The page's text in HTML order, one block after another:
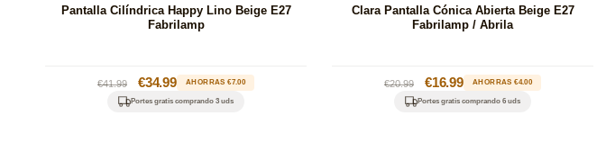
Pantalla Cilíndrica Happy Lino Beige E27
Fabrilamp
Precio
habitual
€41.99
Precio
oferta
€34.99 AHORRAS €7.00
Portes gratis comprando 3 uds
Clara Pantalla Cónica Abierta Beige E27
Fabrilamp / Abrila
Precio
habitual
€20.99
Precio
oferta
€16.99 AHORRAS €4.00
Portes gratis comprando 6 uds